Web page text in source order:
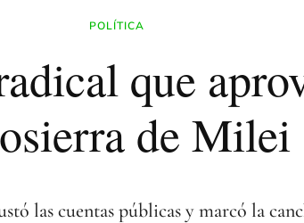
POLÍTICA
que
de Milei
las cuentas públicas y marcó la